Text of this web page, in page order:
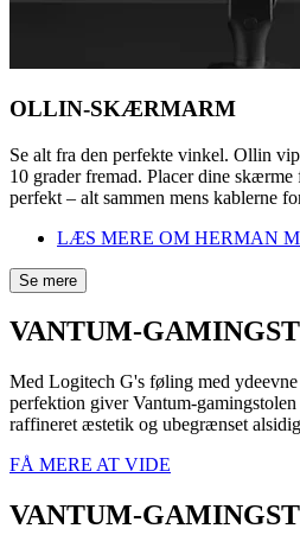
OLLIN-SKÆRMARM
Se alt fra den perfekte vinkel. Ollin
10 grader fremad. Placer dine
perfekt – alt sammen mens kablerne
LÆS MERE OM HERMAN
Se mere
VANTUM-
Med Logitech G's føling med
perfektion giver Vantum-
raffineret æstetik og ubegrænset
FÅ MERE AT VIDE
VANTUM-